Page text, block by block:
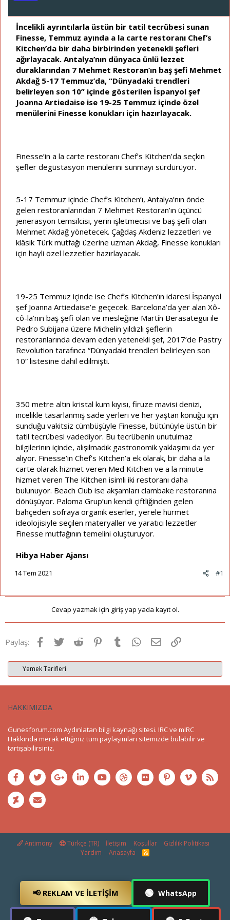
ş
r
i
h
i
İncelikli ayrıntılarla üstün bir tatil tecrübesi sunan
Finesse, Temmuz ayında a la carte restoranı Chef’s
Kitchen’da bir daha birbirinden yetenekli şefleri
ağırlayacak. Antalya’nın dünyaca ünlü lezzet
duraklarından 7 Mehmet Restoran’ın baş şefi Mehmet
Akdağ 5-17 Temmuz’da, “Dünyadaki trendleri
belirleyen son 10” içinde gösterilen İspanyol şef
Joanna Artiedaise ise 19-25 Temmuz içinde özel
menülerini Finesse konukları için hazırlayacak.
Finesse’in a la carte restoranı Chef’s Kitchen’da seçkin
şefler degüstasyon menülerini sunmayı sürdürüyor.
5-17 Temmuz içinde Chef’s Kitchen’ı, Antalya’nın önde
gelen restoranlarından 7 Mehmet Restoran’ın üçüncü
jenerasyon temsilcisi, yerin işletmecisi ve baş şefi olan
Mehmet Akdağ yönetecek. Çağdaş Akdeniz lezzetleri ve
klâsik Türk mutfağı üzerine uzman Akdağ, Finesse konukları
için hayli özel lezzetler hazırlayacak.
19-25 Temmuz içinde ise Chef’s Kitchen’ın idaresi İspanyol
şef Joanna Artiedaise’e geçecek. Barcelona’da yer alan Xô-
cô-la’nın baş şefi olan ve mesleğine Martín Berasategui ile
Pedro Subijana üzere Michelin yıldızlı şeflerin
restoranlarında devam eden yetenekli şef, 2017’de Pastry
Revolution tarafınca “Dünyadaki trendleri belirleyen son
10” listesine dahil edilmişti.
350 metre altın kristal kum kıyısı, firuze mavisi denizi,
incelikle tasarlanmış sade yerleri ve her yaştan konuğu için
sunduğu vakitsiz cümbüşüyle Finesse, bütünüyle üstün bir
tatil tecrübesi vadediyor. Bu tecrübenin unutulmaz
bilgilerinın içinde, alışılmadık gastronomik yaklaşımı da yer
alıyor. Finesse’in Chef’s Kitchen’a ek olarak, bir daha a la
carte olarak hizmet veren Med Kitchen ve a la minute
hizmet veren The Kitchen isimli iki restoranı daha
bulunuyor. Beach Club ise akşamları clambake restoranına
dönüşüyor. Paloma Grup’un kendi çiftliğinden gelen
bahçeden sofraya organik eserler, yerele hürmet
ideolojisiyle seçilen materyaller ve yaratıcı lezzetler
Finesse mutfağının temelini oluşturuyor.
Hibya Haber Ajansı
#1
14 Tem 2021
Cevap yazmak için giriş yap yada kayıt ol.
Paylaş: Facebook
TwitterReddit Pinterest
Tumblr WhatsApp
E-postaLink
Yemek Tarifleri
HAKKIMIZDA
Gunesforum.com Aydınlatan bilgi kaynağı sitesi. IRC ve mIRC
Hakkında merak ettiğiniz tüm paylaşımları sitemizde bulabilir ve
tartışabilirsiniz.
Antimony Türkçe (TR) İletişim Koşullar
Gizlilik Politikası
Yardım
Anasayfa
R
S
📢 REKLAM VE İLETIŞIM 🟢 WhatsApp